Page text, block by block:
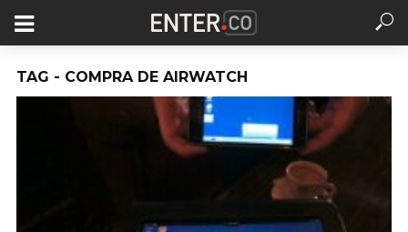
TAG - COMPRA DE AIRWATCH